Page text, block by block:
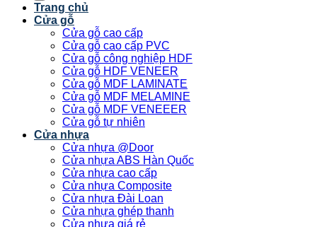
Trang chủ
Cửa gỗ
Cửa gỗ cao cấp
Cửa gỗ cao cấp PVC
Cửa gỗ công nghiệp HDF
Cửa gỗ HDF VENEER
Cửa gỗ MDF LAMINATE
Cửa gỗ MDF MELAMINE
Cửa gỗ MDF VENEEER
Cửa gỗ tự nhiên
Cửa nhựa
Cửa nhựa @Door
Cửa nhựa ABS Hàn Quốc
Cửa nhựa cao cấp
Cửa nhựa Composite
Cửa nhựa Đài Loan
Cửa nhựa ghép thanh
Cửa nhựa giá rẻ